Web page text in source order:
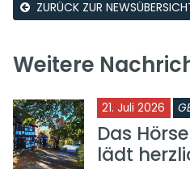
ZURÜCK ZUR
Weitere
21. Juli 2026
Das
lädt